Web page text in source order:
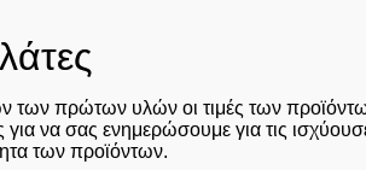
των πρώτων υλών οι τιμές των
να σας ενημερώσουμε για τις
των προϊόντων.